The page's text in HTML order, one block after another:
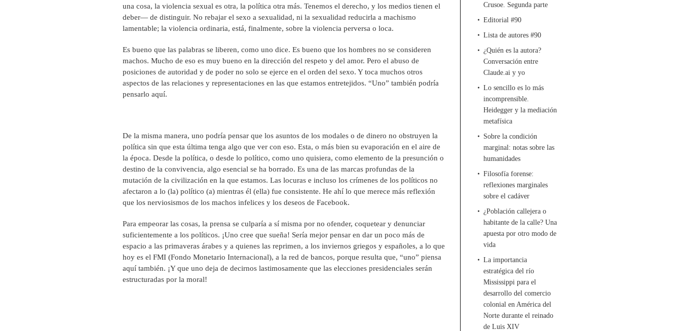
una cosa, la violencia sexual es otra, la política otra más. Tenemos el derecho, y los medios tienen el
deber— de distinguir. No rebajar el sexo a sexualidad, ni la sexualidad reducirla a machismo
lamentable; la violencia ordinaria, está, finalmente, sobre la violencia perversa o loca.
Es bueno que las palabras se liberen, como uno dice. Es bueno que los hombres no se consideren
machos. Mucho de eso es muy bueno en la dirección del respeto y del amor. Pero el abuso de
posiciones de autoridad y de poder no solo se ejerce en el orden del sexo. Y toca muchos otros
aspectos de las relaciones y representaciones en las que estamos entretejidos. “Uno” también podría
pensarlo aquí.
De la misma manera, uno podría pensar que los asuntos de los modales o de dinero no obstruyen la
política sin que esta última tenga algo que ver con eso. Esta, o más bien su evaporación en el aire de
la época. Desde la política, o desde lo político, como uno quisiera, como elemento de la presunción o
destino de la convivencia, algo esencial se ha borrado. Es una de las marcas profundas de la
mutación de la civilización en la que estamos. Las locuras e incluso los crímenes de los políticos no
afectaron a lo (la) político (a) mientras él (ella) fue consistente. He ahí lo que merece más reflexión
que los nerviosismos de los machos infelices y los deseos de Facebook.
Para empeorar las cosas, la prensa se culparía a sí misma por no ofender, coquetear y denunciar
suficientemente a los políticos. ¡Uno cree que sueña! Sería mejor pensar en dar un poco más de
espacio a las primaveras árabes y a quienes las reprimen, a los inviernos griegos y españoles, a lo que
hoy es el FMI (Fondo Monetario Internacional), a la red de bancos, porque resulta que, “uno” piensa
aquí también. ¡Y que uno deja de decirnos lastimosamente que las elecciones presidenciales serán
estructuradas por la moral!
Crusoe. Segunda parte
Editorial #90
Lista de autores #90
¿Quién es la autora?
Conversación entre
Claude.ai y yo
Lo sencillo es lo más
incomprensible.
Heidegger y la mediación
metafísica
Sobre la condición
marginal: notas sobre las
humanidades
Filosofía forense:
reflexiones marginales
sobre el cadáver
¿Población callejera o
habitante de la calle? Una
apuesta por otro modo de
vida
La importancia
estratégica del río
Mississippi para el
desarrollo del comercio
colonial en América del
Norte durante el reinado
de Luis XIV